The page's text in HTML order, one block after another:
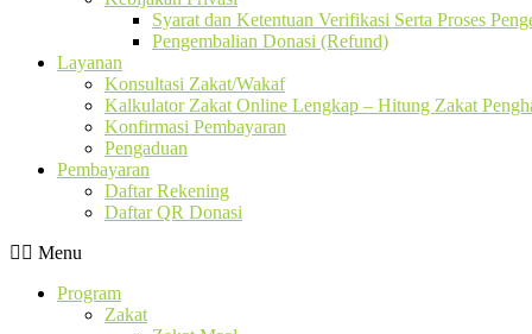
Syarat dan Ketentuan Verifikasi Serta Proses
Pengembalian Donasi (Refund)
Layanan
Konsultasi Zakat/Wakaf
Kalkulator Zakat Online Lengkap – Hitung Zakat
Konfirmasi Pembayaran
Pengaduan
Pembayaran
Daftar Rekening
Daftar QR Donasi
Menu
Program
Zakat